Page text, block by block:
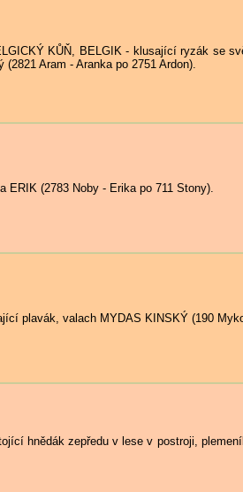
KŮŇ, BELGIK - klusající ryzák se
Aram - Aranka po 2751 Ardon).
ERIK (2783 Noby - Erika po 711 Stony).
plavák, valach MYDAS KINSKÝ (190
hnědák zepředu v lese v postroji,